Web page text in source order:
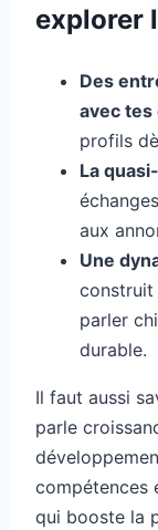
explorer
Des
avec
profils
La
aux
Une
construit
parler
durable.
Il faut aussi
parle
compétences
qui booste la